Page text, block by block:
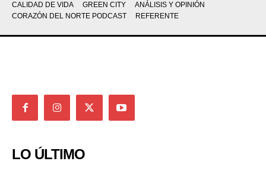
CALIDAD DE VIDA
GREEN CITY
ANÁLISIS Y OPINIÓN
CORAZÓN DEL NORTE PODCAST
REFERENTE
LO ÚLTIMO